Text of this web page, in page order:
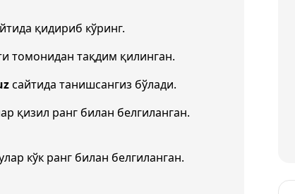
қидириб кўринг.
томонидан тақдим қилинган.
сайтида танишсангиз бўлади.
қизил ранг билан белгиланган.
кўк ранг билан белгиланган.